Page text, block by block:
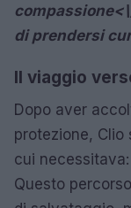
di prendersi
Il viaggio
Dopo aver
protezione,
cui
Questo